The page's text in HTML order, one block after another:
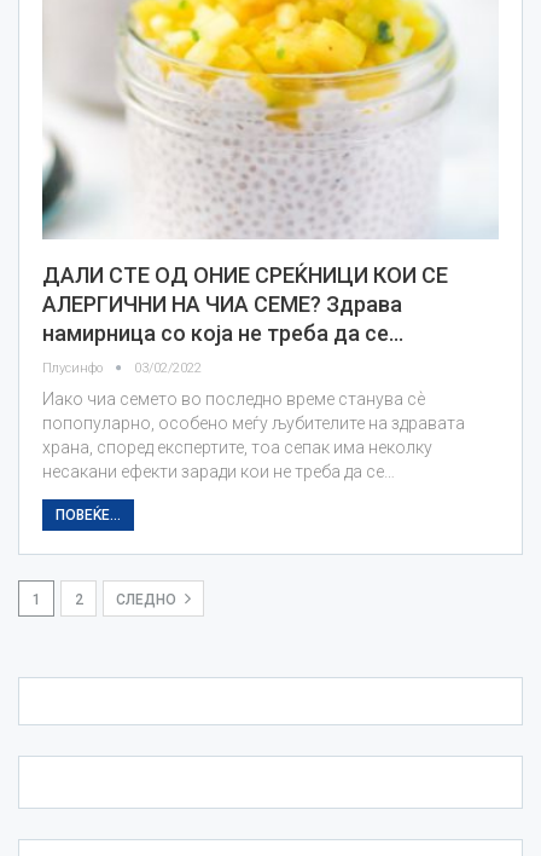
ДАЛИ СТЕ ОД ОНИЕ СРЕЌНИЦИ КОИ СЕ
АЛЕРГИЧНИ НА ЧИА СЕМЕ? Здрава
намирница со која не треба да се…
Плусинфо 03/02/2022
Иако чиа семето во последно време станува сѐ
попопуларно, особено меѓу љубителите на здравата
храна, според експертите, тоа сепак има неколку
несакани ефекти заради кои не треба да се…
ПОВЕЌЕ...
1 2 СЛЕДНО